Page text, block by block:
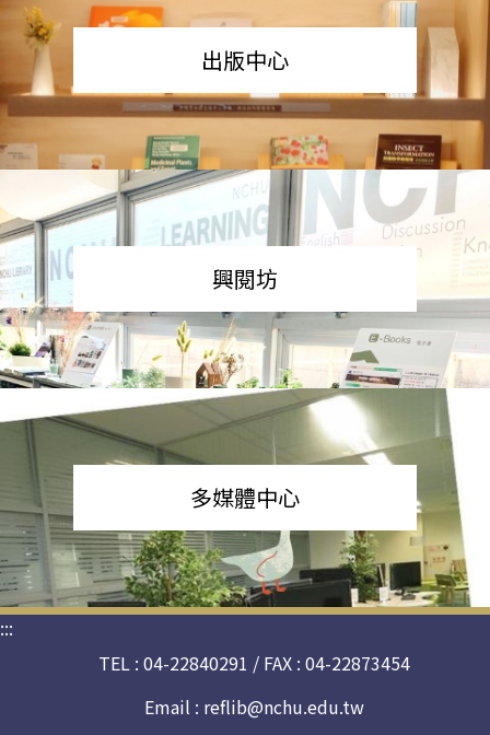
出版中心
興閱坊
多媒體中心
:::
TEL : 04-22840291 / FAX : 04-22873454
Email : reflib@nchu.edu.tw